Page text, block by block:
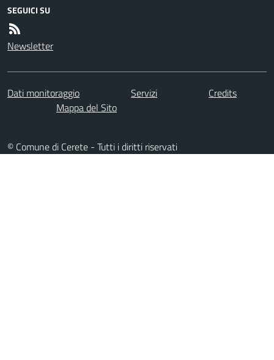
SEGUICI SU
Newsletter
Dati monitoraggio Servizi
Credits
Mappa del Sito
© Comune di Cerete - Tutti i diritti riservati